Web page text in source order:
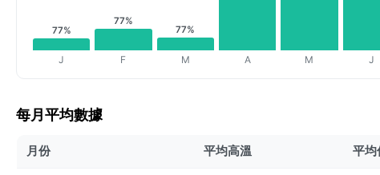
77%
J
77%
F
77%
M A M J
每月平均數據
月份 平均高溫 平均